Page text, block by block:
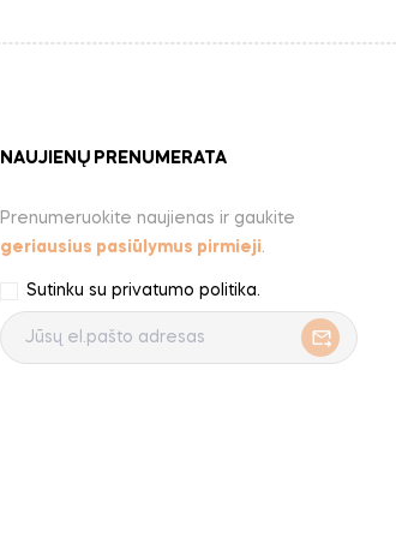
NAUJIENŲ PRENUMERATA
Prenumeruokite naujienas ir gaukite
geriausius pasiūlymus pirmieji.
Sutinku suprivatumo politika.